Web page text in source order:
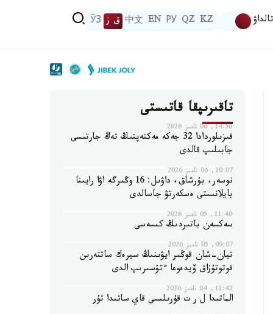
تالداۋ KZ
QZ
РУ
EN
中文 ق ز ЎЗ
تاقىرىپقا قاتىستى
14:56, 06 تامىز 2026
قىزىلوردادا 32 جەكە مەكتەپتىڭ تەڭ جارتىسى
جابىلىپ قالدى
10:07, 06 تامىز 2026
نوسەر، بۇرشاق، داۋىل: 16 وڭىرگە اۋا رايىنا
بايلانىستى ەسكەرتۋ جاسالدى
11:40, 05 تامىز 2026
سەكسەن باتىردىڭ كىسەسى
09:07, 05 تامىز 2026
تيان-شان قوڭىر ايۋىنىڭ سيرەك ساتتەرىن
فوتوتۇزاق ۆيدەوعا ءتۇسىرىپ الدى
11:42, 04 تامىز 2026
الماتىدا ل ر ت قۇرىلىسى قاي ساتىدا تۇر